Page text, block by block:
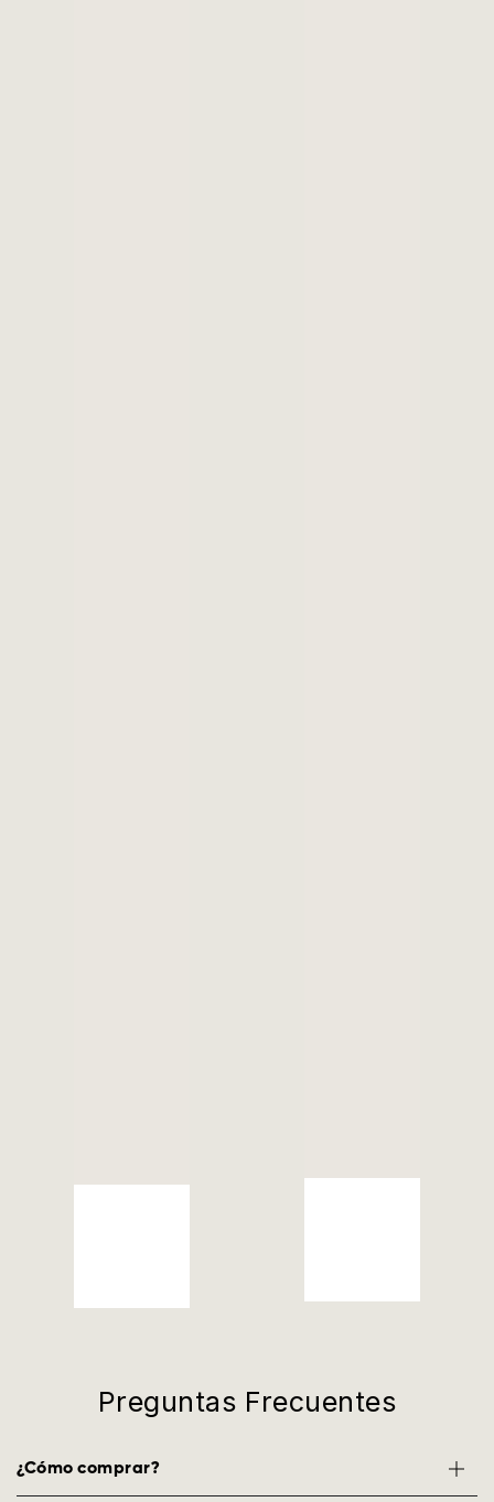
Preguntas Frecuentes
¿Cómo comprar?